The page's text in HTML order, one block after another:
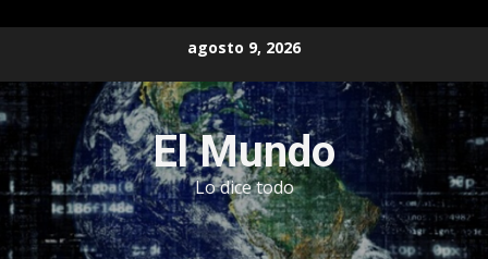
contenido
agosto 9, 2026
El Mundo
Lo dice todo